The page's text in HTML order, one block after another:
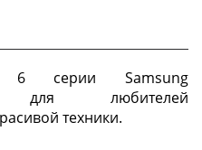
6 серии Samsung
для любителей
техники.